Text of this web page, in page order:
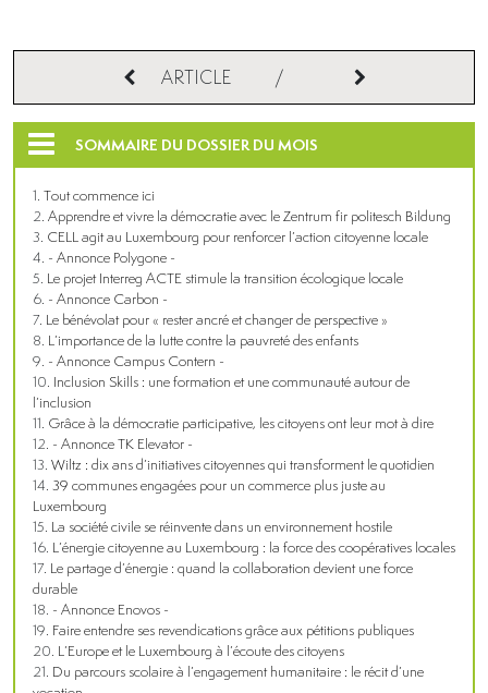
ARTICLE /
SOMMAIRE DU DOSSIER DU MOIS
Tout commence ici
Apprendre et vivre la démocratie avec le Zentrum fir politesch Bildung
CELL agit au Luxembourg pour renforcer l’action citoyenne locale
- Annonce Polygone -
Le projet Interreg ACTE stimule la transition écologique locale
- Annonce Carbon -
Le bénévolat pour « rester ancré et changer de perspective »
L’importance de la lutte contre la pauvreté des enfants
- Annonce Campus Contern -
Inclusion Skills : une formation et une communauté autour de
l’inclusion
Grâce à la démocratie participative, les citoyens ont leur mot à dire
- Annonce TK Elevator -
Wiltz : dix ans d’initiatives citoyennes qui transforment le quotidien
39 communes engagées pour un commerce plus juste au
Luxembourg
La société civile se réinvente dans un environnement hostile
L’énergie citoyenne au Luxembourg : la force des coopératives locales
Le partage d’énergie : quand la collaboration devient une force
durable
- Annonce Enovos -
Faire entendre ses revendications grâce aux pétitions publiques
L’Europe et le Luxembourg à l’écoute des citoyens
Du parcours scolaire à l’engagement humanitaire : le récit d’une